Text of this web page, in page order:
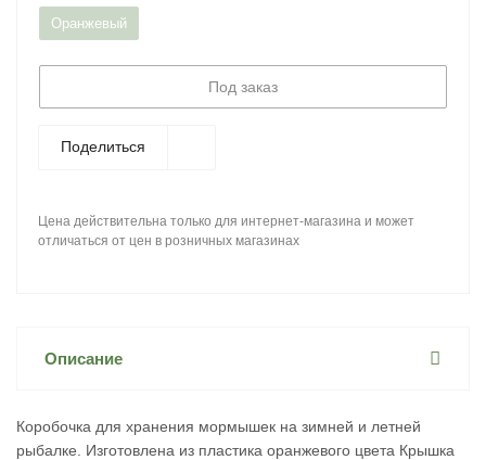
Оранжевый
Под заказ
Поделиться
Цена действительна только для интернет-магазина и может
отличаться от цен в розничных магазинах
Описание
Коробочка для хранения мормышек на зимней и летней
рыбалке. Изготовлена из пластика оранжевого цвета Крышка